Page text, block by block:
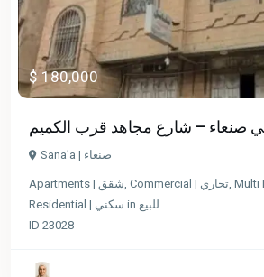
$ 180,000
Sana’a | صنعاء
Apartments | شقق Commercial | تجاري
Residential | سكني in للبيع
ID 23028